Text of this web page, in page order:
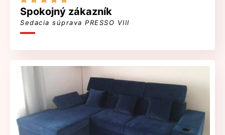
Spokojný zákazník
Sedacia súprava PRESSO VIII